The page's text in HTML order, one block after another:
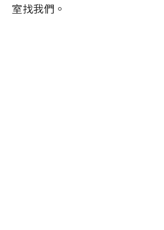
室找我們。